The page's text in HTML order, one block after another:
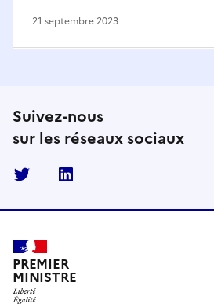
21 septembre 2023
Suivez-nous
sur les réseaux sociaux
Twitter
PREMIER
MINISTRE